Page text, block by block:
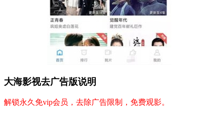
大海影视去广告版说明
解锁永久免vip会员，去除广告限制，免费观影。